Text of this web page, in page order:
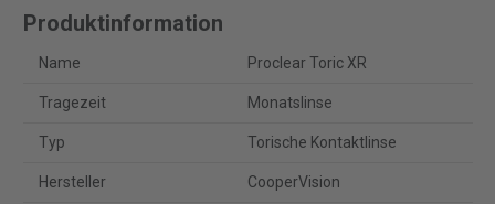
Produktinformation
Name Proclear Toric XR
Tragezeit Monatslinse
Typ Torische Kontaktlinse
Hersteller CooperVision